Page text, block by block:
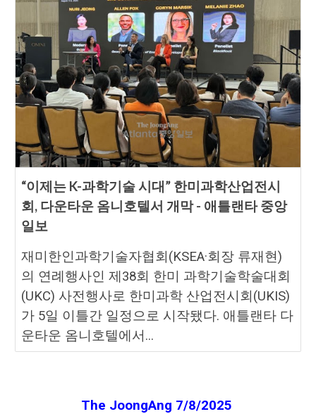
“이제는 K-과학기술 시대” 한미과학산업전시
회, 다운타운 옴니호텔서 개막 - 애틀랜타 중앙
일보
재미한인과학기술자협회(KSEA·회장 류재현)
의 연례행사인 제38회 한미 과학기술학술대회
(UKC) 사전행사로 한미과학 산업전시회(UKIS)
가 5일 이틀간 일정으로 시작됐다. 애틀랜타 다
운타운 옴니호텔에서...
The JoongAng 7/8/2025